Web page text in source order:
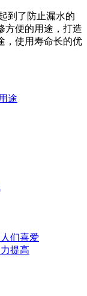
到了防止漏水的
方便的用途，打造
，使用寿命长的优
途
们喜爱
提高